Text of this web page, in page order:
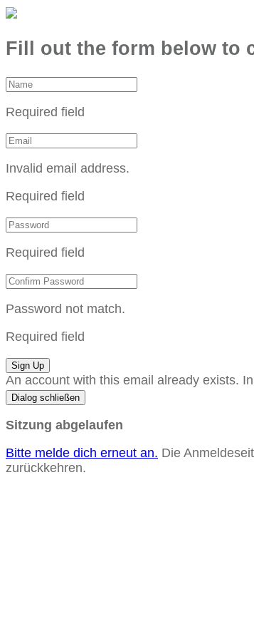
Fill out the form below to
Required field
Invalid email address.
Required field
Required field
Password not match.
Required field
Sign Up
An account with this email already exists.
Dialog schließen
Sitzung abgelaufen
Bitte melde dich erneut an. Die
zurückkehren.